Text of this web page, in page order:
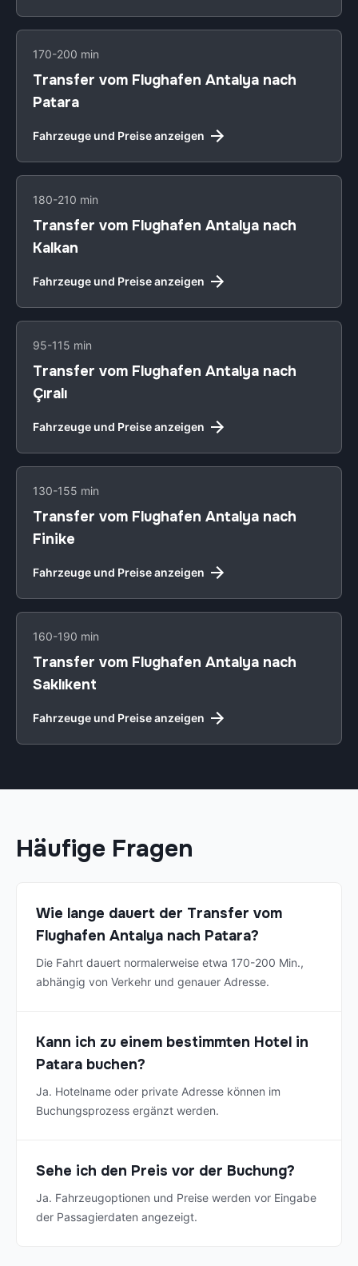
170-200 min
Transfer vom Flughafen Antalya nach
Patara
Fahrzeuge und Preise anzeigen
180-210 min
Transfer vom Flughafen Antalya nach
Kalkan
Fahrzeuge und Preise anzeigen
95-115 min
Transfer vom Flughafen Antalya nach
Çıralı
Fahrzeuge und Preise anzeigen
130-155 min
Transfer vom Flughafen Antalya nach
Finike
Fahrzeuge und Preise anzeigen
160-190 min
Transfer vom Flughafen Antalya nach
Saklıkent
Fahrzeuge und Preise anzeigen
Häufige Fragen
Wie lange dauert der Transfer vom
Flughafen Antalya nach Patara?
Die Fahrt dauert normalerweise etwa 170-200 Min.,
abhängig von Verkehr und genauer Adresse.
Kann ich zu einem bestimmten Hotel in
Patara buchen?
Ja. Hotelname oder private Adresse können im
Buchungsprozess ergänzt werden.
Sehe ich den Preis vor der Buchung?
Ja. Fahrzeugoptionen und Preise werden vor Eingabe
der Passagierdaten angezeigt.